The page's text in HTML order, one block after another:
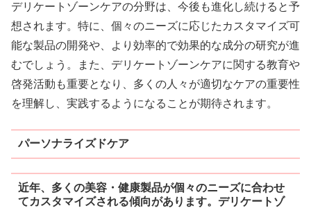
デリケートゾーンケアの分野は、今後も進化し続けると予
想されます。特に、個々のニーズに応じたカスタマイズ可
能な製品の開発や、より効率的で効果的な成分の研究が進
むでしょう。また、デリケートゾーンケアに関する教育や
啓発活動も重要となり、多くの人々が適切なケアの重要性
を理解し、実践するようになることが期待されます。
パーソナライズドケア
近年、多くの美容・健康製品が個々のニーズに合わせ
てカスタマイズされる傾向があります。デリケートゾ